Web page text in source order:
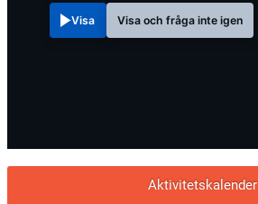
Visa Visa och fråga inte igen
Aktivitetskalender